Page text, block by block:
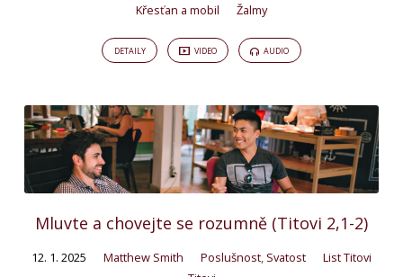
Křesťan a mobil
Žalmy
DETAILY VIDEO AUDIO
Mluvte a chovejte se rozumně (Titovi 2,1-2)
12. 1. 2025 Matthew Smith Poslušnost, Svatost
List Titovi